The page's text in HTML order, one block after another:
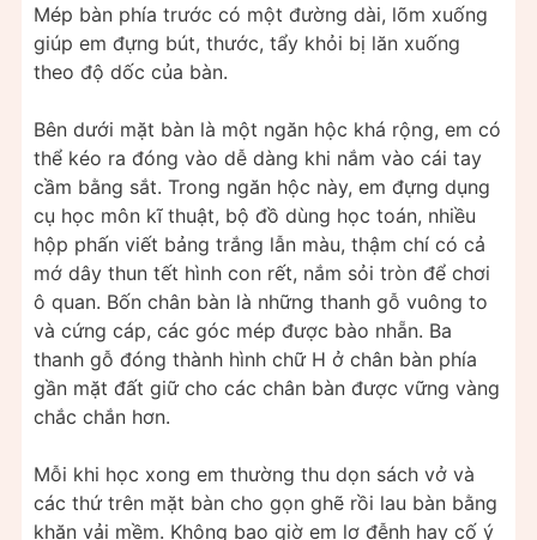
Mép bàn phía trước có một đường dài, lõm xuống
giúp em đựng bút, thước, tẩy khỏi bị lăn xuống
theo độ dốc của bàn.
Bên dưới mặt bàn là một ngăn hộc khá rộng, em có
thể kéo ra đóng vào dễ dàng khi nắm vào cái tay
cầm bằng sắt. Trong ngăn hộc này, em đựng dụng
cụ học môn kĩ thuật, bộ đồ dùng học toán, nhiều
hộp phấn viết bảng trắng lẫn màu, thậm chí có cả
mớ dây thun tết hình con rết, nắm sỏi tròn để chơi
ô quan. Bốn chân bàn là những thanh gỗ vuông to
và cứng cáp, các góc mép được bào nhẵn. Ba
thanh gỗ đóng thành hình chữ H ở chân bàn phía
gần mặt đất giữ cho các chân bàn được vững vàng
chắc chắn hơn.
Mỗi khi học xong em thường thu dọn sách vở và
các thứ trên mặt bàn cho gọn ghẽ rồi lau bàn bằng
khăn vải mềm. Không bao giờ em lơ đễnh hay cố ý